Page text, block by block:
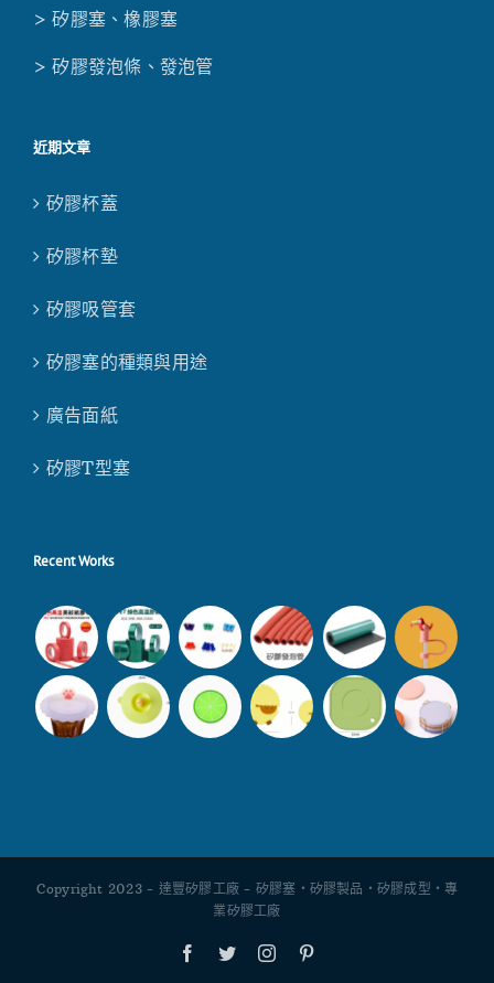
> 矽膠塞、橡膠塞
> 矽膠發泡條、發泡管
近期文章
矽膠杯蓋
矽膠杯墊
矽膠吸管套
矽膠塞的種類與用途
廣告面紙
矽膠T型塞
Recent Works
Copyright 2023 - 達豐矽膠工廠 - 矽膠塞・矽膠製品・矽膠成型・專
業矽膠工廠
Facebook
TwitterInstagram